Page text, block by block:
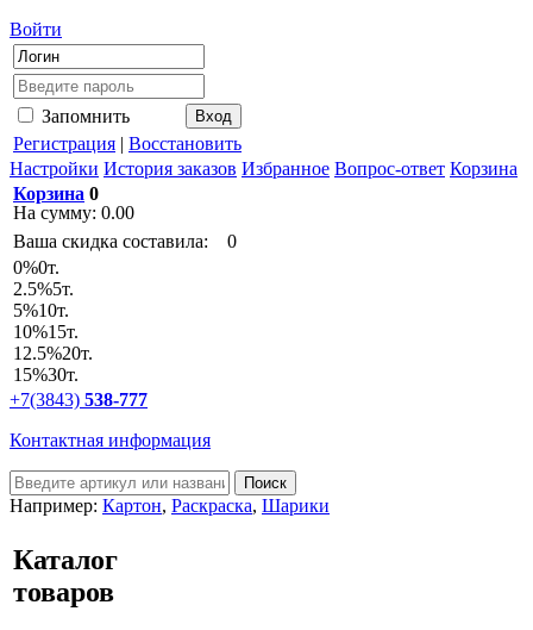
Войти
Запомнить
Регистрация | Восстановить
Настройки История заказов Избранное Вопрос-ответ Корзина
Корзина 0
На сумму: 0.00
Ваша скидка составила:
0
0%0т.
2.5%5т.
5%10т.
10%15т.
12.5%20т.
15%30т.
+7(3843) 538-777
Контактная информация
Например: Картон, Раскраска, Шарики
Каталог
товаров